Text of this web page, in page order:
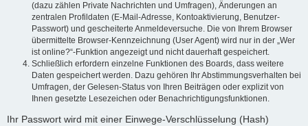
(dazu zählen Private Nachrichten und Umfragen), Änderungen an
zentralen Profildaten (E-Mail-Adresse, Kontoaktivierung, Benutzer-
Passwort) und gescheiterte Anmeldeversuche. Die von Ihrem Browser
übermittelte Browser-Kennzeichnung (User Agent) wird nur in der „Wer
ist online?“-Funktion angezeigt und nicht dauerhaft gespeichert.
Schließlich erfordern einzelne Funktionen des Boards, dass weitere
Daten gespeichert werden. Dazu gehören Ihr Abstimmungsverhalten bei
Umfragen, der Gelesen-Status von Ihren Beiträgen oder explizit von
Ihnen gesetzte Lesezeichen oder Benachrichtigungsfunktionen.
Ihr Passwort wird mit einer Einwege-Verschlüsselung (Hash)